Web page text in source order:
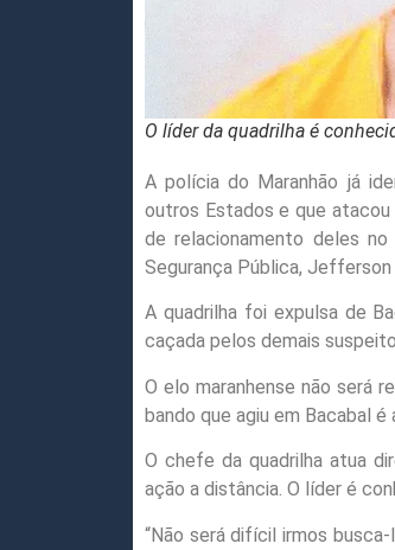
O líder da quadrilha é
A polícia do Maranhão já
outros Estados e que atacou
de relacionamento deles
Segurança Pública,
A quadrilha foi expulsa de
caçada pelos demais
O elo maranhense não será
bando que agiu em Bacabal
O chefe da quadrilha atua
ação a distância. O líder é
“Não será difícil irmos